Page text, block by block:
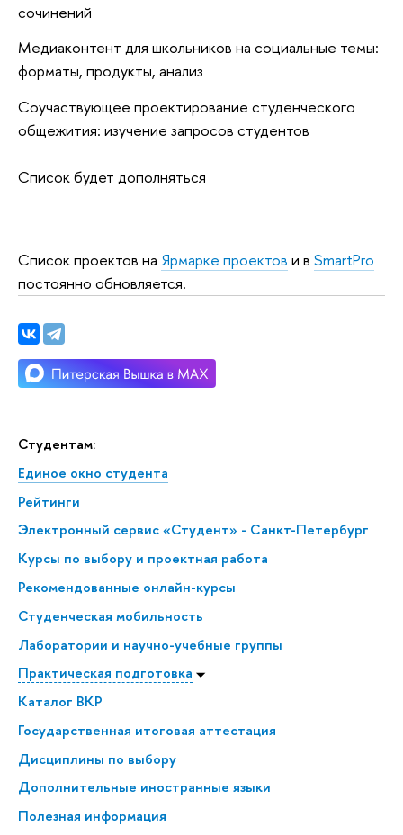
Студентам:
Единое окно студента
Рейтинги
Электронный сервис «Студент» - Санкт-Петербург
Курсы по выбору и проектная работа
Рекомендованные онлайн-курсы
Студенческая мобильность
Лаборатории и научно-учебные группы
Практическая подготовка
Каталог ВКР
Государственная итоговая аттестация
Дисциплины по выбору
Дополнительные иностранные языки
Полезная информация
сочинений
Медиаконтент для школьников на социальные темы:
форматы, продукты, анализ
Соучаствующее проектирование студенческого
общежития: изучение запросов студентов
Список будет дополняться
Список проектов на Ярмарке проектов и в SmartPro
постоянно обновляется.